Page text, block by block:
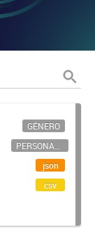
GÉNERO
PERSONAL CIENTÍFICO-TECNOLÓGICO
json
csv